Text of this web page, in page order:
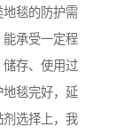
毯的防护需
承受一定程
存、使用过
毯完好，延
选择上，我